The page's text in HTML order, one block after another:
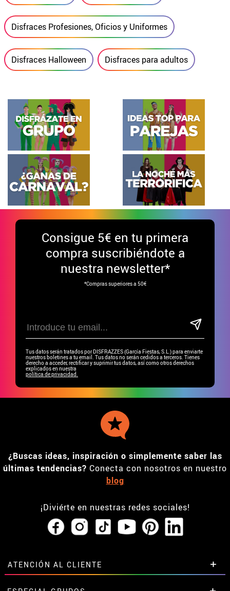
Disfraces Profesiones, Oficios y Uniformes
Disfraces Halloween Disfraces para adultos
Consigue 5€ en tu primera
compra suscribiéndote a
nuestra newsletter*
*Compras superiores a 50€
Tus datos serán tratados por DISFRAZZES (García Fiestas, S.L.) para enviarte
nuestros boletines a tu email. Tus datos no serán cedidos a terceros. Tienes
derecho a acceder, rectificar y suprimir tus datos, así como otros derechos
explicados en nuestra
política de privacidad.
¿Buscas ideas, inspiración o simplemente saber las
últimas tendencias? Conecta con nosotros en nuestro
blog
¡Diviérte en nuestras redes sociales!
ATENCIÓN AL CLIENTE